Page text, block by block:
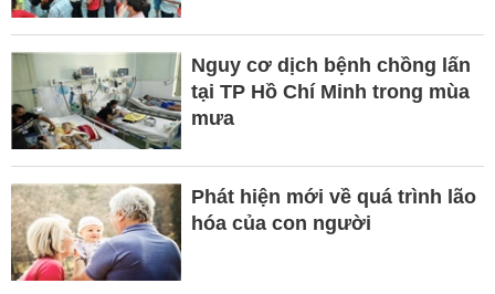
Nguy cơ dịch bệnh chồng lấn
tại TP Hồ Chí Minh trong mùa
mưa
Phát hiện mới về quá trình lão
hóa của con người